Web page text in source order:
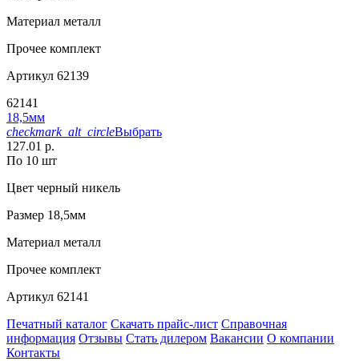
Материал металл
Прочее комплект
Артикул 62139
62141
18,5мм
checkmark_alt_circleВыбрать
127.01 р.
По 10 шт
Цвет черный никель
Размер 18,5мм
Материал металл
Прочее комплект
Артикул 62141
Печатный каталог Скачать прайс-лист Справочная
информация Отзывы Стать дилером Вакансии О компании
Контакты